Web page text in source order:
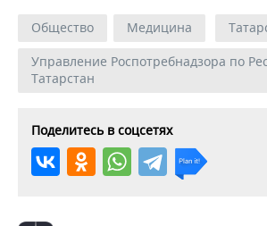
Общество Медицина
Управление Роспотребнадзора по
Татарстан
Поделитесь в соцсетях